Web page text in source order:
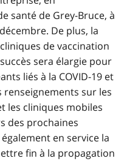
santé de Grey-Bruce, à
De plus, la
de vaccination
sera élargie pour
liés à la COVID-19 et
renseignements sur les
les cliniques mobiles
des prochaines
en service la
fin à la propagation